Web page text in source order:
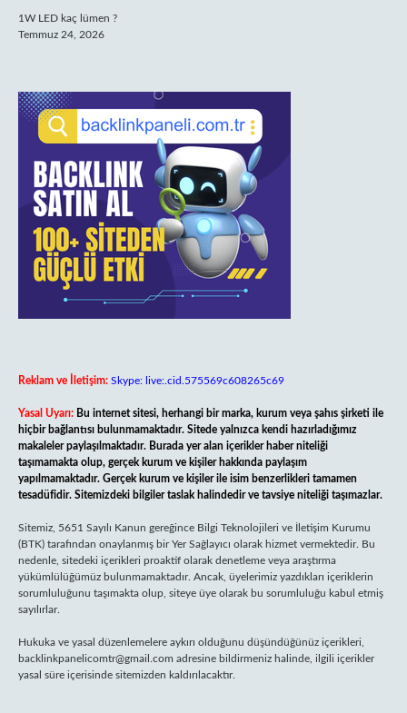
1W LED kaç lümen ?
Temmuz 24, 2026
Reklam ve İletişim: Skype: live:.cid.575569c608265c69
Yasal Uyarı: Bu internet sitesi, herhangi bir marka, kurum veya şahıs şirketi ile
hiçbir bağlantısı bulunmamaktadır. Sitede yalnızca kendi hazırladığımız
makaleler paylaşılmaktadır. Burada yer alan içerikler haber niteliği
taşımamakta olup, gerçek kurum ve kişiler hakkında paylaşım
yapılmamaktadır. Gerçek kurum ve kişiler ile isim benzerlikleri tamamen
tesadüfidir. Sitemizdeki bilgiler taslak halindedir ve tavsiye niteliği taşımazlar.
Sitemiz, 5651 Sayılı Kanun gereğince Bilgi Teknolojileri ve İletişim Kurumu
(BTK) tarafından onaylanmış bir Yer Sağlayıcı olarak hizmet vermektedir. Bu
nedenle, sitedeki içerikleri proaktif olarak denetleme veya araştırma
yükümlülüğümüz bulunmamaktadır. Ancak, üyelerimiz yazdıkları içeriklerin
sorumluluğunu taşımakta olup, siteye üye olarak bu sorumluluğu kabul etmiş
sayılırlar.
Hukuka ve yasal düzenlemelere aykırı olduğunu düşündüğünüz içerikleri,
backlinkpanelicomtr@gmail.com adresine bildirmeniz halinde, ilgili içerikler
yasal süre içerisinde sitemizden kaldırılacaktır.